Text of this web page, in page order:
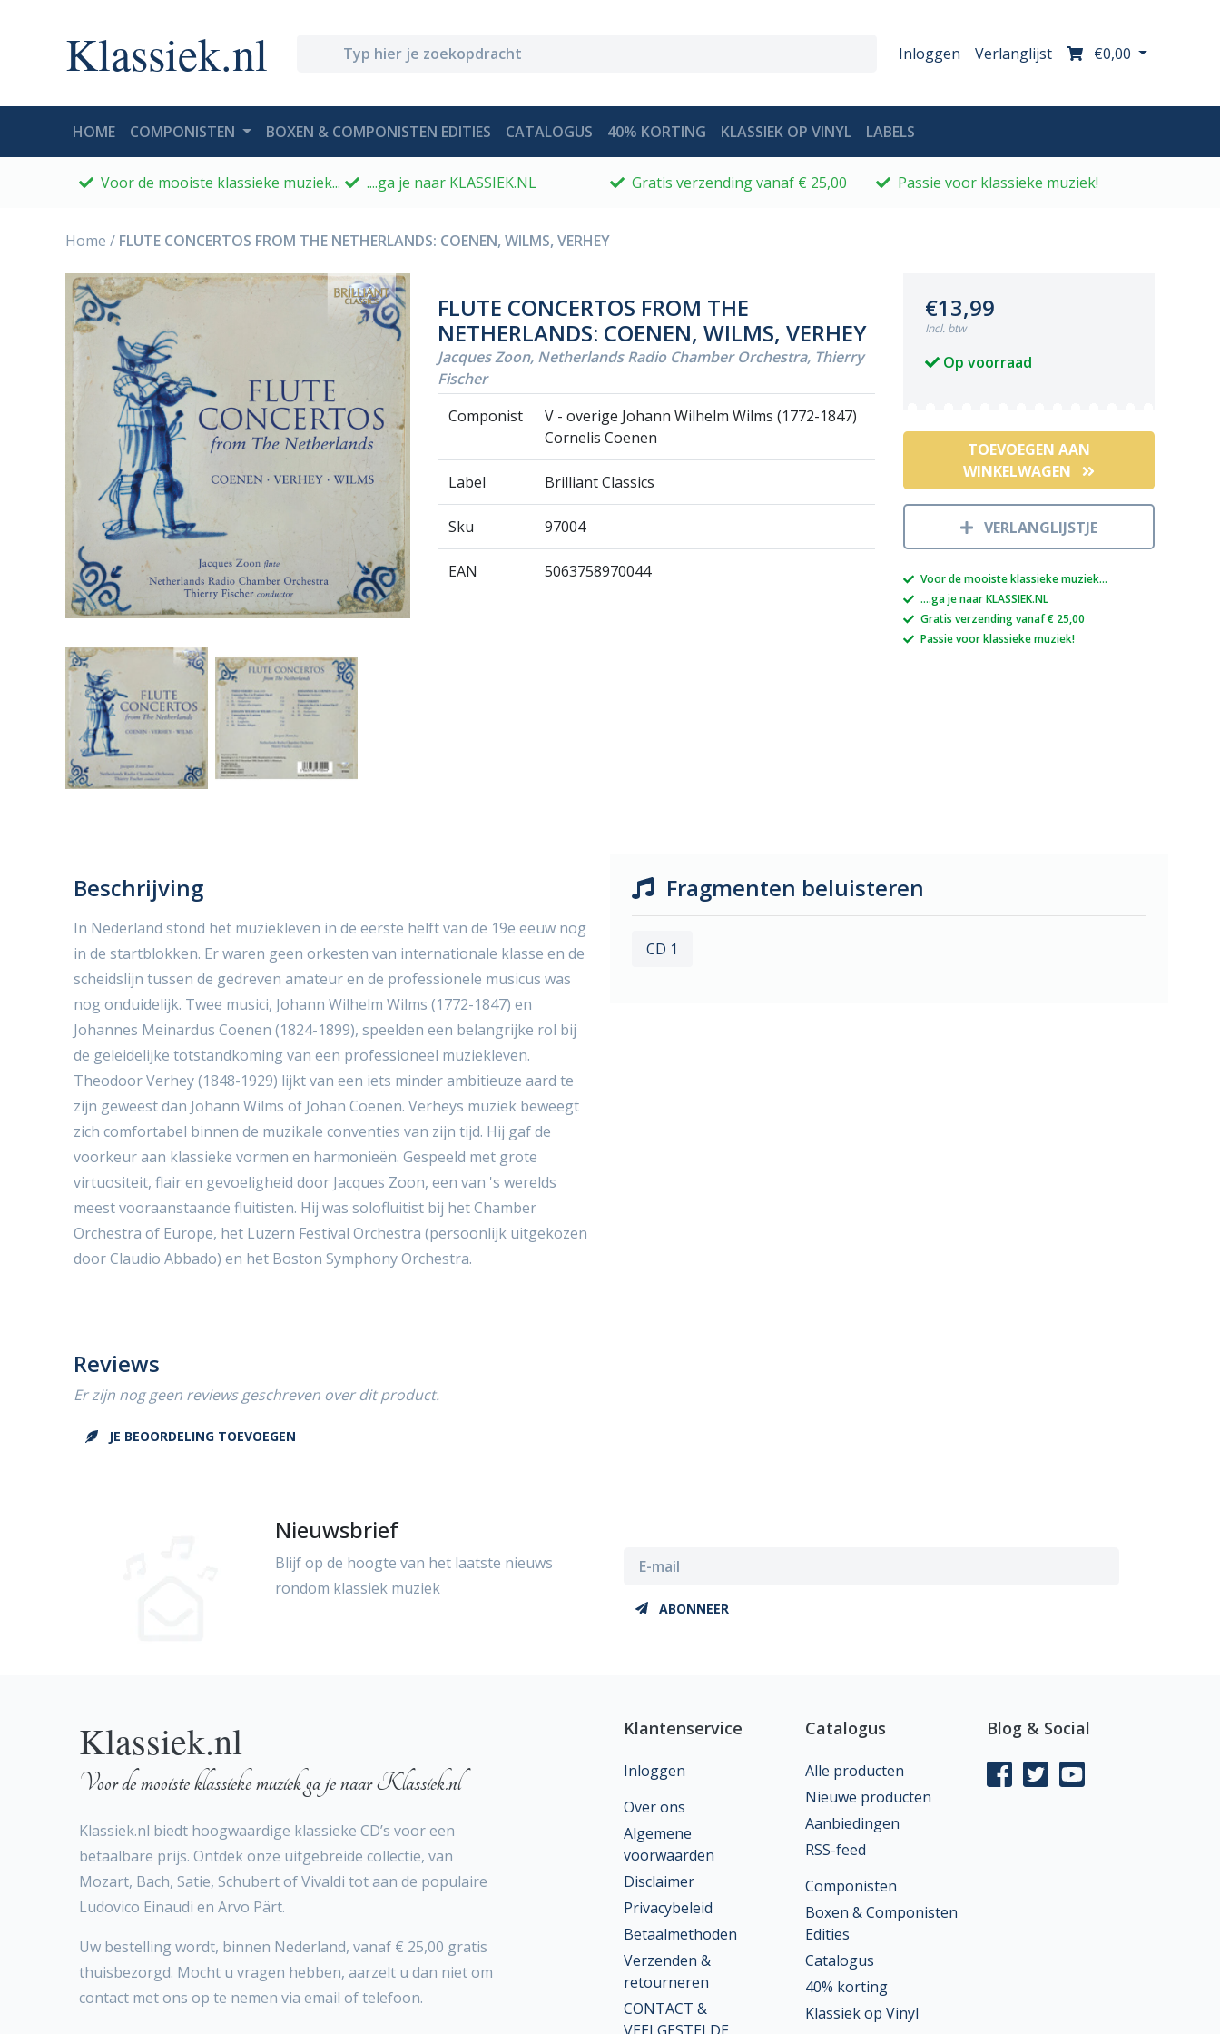
Klassiek.nl Inloggen Verlanglijst €0,00
HOME(CURRENT)
COMPONISTEN BOXEN & COMPONISTEN EDITIES CATALOGUS 40% KORTING KLASSIEK OP VINYL LABELS
Voor de mooiste klassieke muziek... ....ga je naar KLASSIEK.NL Gratis verzending vanaf € 25,00 Passie voor klassieke muziek!
Home / FLUTE CONCERTOS FROM THE NETHERLANDS: COENEN, WILMS, VERHEY
FLUTE CONCERTOS FROM THE
NETHERLANDS: COENEN, WILMS, VERHEY
Jacques Zoon, Netherlands Radio Chamber Orchestra, Thierry
Fischer
Componist
V - overige Johann Wilhelm Wilms (1772-1847)
Cornelis Coenen
Label Brilliant Classics
Sku 97004
EAN 5063758970044
€13,99
Incl. btw
Op voorraad
TOEVOEGEN AAN
WINKELWAGEN
VERLANGLIJSTJE
Voor de mooiste klassieke muziek...
....ga je naar KLASSIEK.NL
Gratis verzending vanaf € 25,00
Passie voor klassieke muziek!
Beschrijving
In Nederland stond het muziekleven in de eerste helft van de 19e eeuw nog
in de startblokken. Er waren geen orkesten van internationale klasse en de
scheidslijn tussen de gedreven amateur en de professionele musicus was
nog onduidelijk. Twee musici, Johann Wilhelm Wilms (1772-1847) en
Johannes Meinardus Coenen (1824-1899), speelden een belangrijke rol bij
de geleidelijke totstandkoming van een professioneel muziekleven.
Theodoor Verhey (1848-1929) lijkt van een iets minder ambitieuze aard te
zijn geweest dan Johann Wilms of Johan Coenen. Verheys muziek beweegt
zich comfortabel binnen de muzikale conventies van zijn tijd. Hij gaf de
voorkeur aan klassieke vormen en harmonieën. Gespeeld met grote
virtuositeit, flair en gevoeligheid door Jacques Zoon, een van 's werelds
meest vooraanstaande fluitisten. Hij was solofluitist bij het Chamber
Orchestra of Europe, het Luzern Festival Orchestra (persoonlijk uitgekozen
door Claudio Abbado) en het Boston Symphony Orchestra.
Reviews
Er zijn nog geen reviews geschreven over dit product.
JE BEOORDELING TOEVOEGEN
Fragmenten beluisteren
CD 1
Nieuwsbrief
Blijf op de hoogte van het laatste nieuws
rondom klassiek muziek
ABONNEER
Klassiek.nl
Voor de mooiste klassieke muziek ga je naar Klassiek.nl
Klassiek.nl biedt hoogwaardige klassieke CD’s voor een
betaalbare prijs. Ontdek onze uitgebreide collectie, van
Mozart, Bach, Satie, Schubert of Vivaldi tot aan de populaire
Ludovico Einaudi en Arvo Pärt.
Uw bestelling wordt, binnen Nederland, vanaf € 25,00 gratis
thuisbezorgd. Mocht u vragen hebben, aarzelt u dan niet om
contact met ons op te nemen via email of telefoon.
Klantenservice
Inloggen
Over ons
Algemene
voorwaarden
Disclaimer
Privacybeleid
Betaalmethoden
Verzenden &
retourneren
CONTACT &
Catalogus
Alle producten
Nieuwe producten
Aanbiedingen
RSS-feed
Componisten
Boxen & Componisten
Edities
Catalogus
40% korting
Klassiek op Vinyl
Blog & Social